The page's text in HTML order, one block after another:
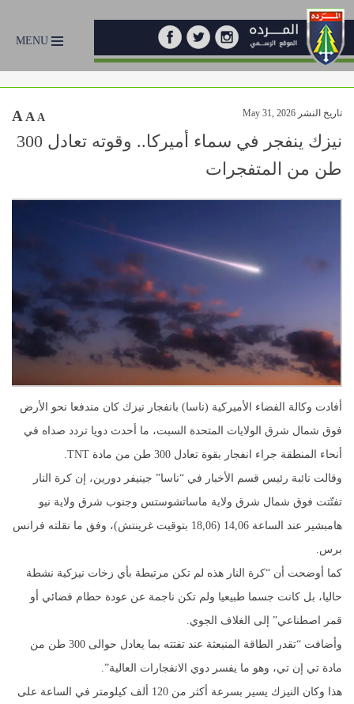
MENU
تاريخ النشر May 31, 2026 A A A
نيزك ينفجر في سماء أميركا.. وقوته تعادل 300
طن من المتفجرات
أفادت وكالة الفضاء الأميركية (ناسا) بانفجار نيزك كان مندفعا نحو الأرض
فوق شمال شرق الولايات المتحدة السبت، ما أحدث دويا تردد صداه في
أنحاء المنطقة جراء انفجار بقوة تعادل 300 طن من مادة TNT.
وقالت نائبة رئيس قسم الأخبار في “ناسا” جينيفر دورين، إن كرة النار
تفتّتت فوق شمال شرق ولاية ماساتشوستس وجنوب شرق ولاية نيو
هامبشير عند الساعة 14,06 (18,06 بتوقيت غرينتش)، وفق ما نقلته فرانس
برس.
كما أوضحت أن “كرة النار هذه لم تكن مرتبطة بأي زخات نيزكية نشطة
حاليا، بل كانت جسما طبيعيا ولم تكن ناجمة عن عودة حطام فضائي أو
قمر اصطناعي” إلى الغلاف الجوي.
وأضافت “تقدر الطاقة المنبعثة عند تفتته بما يعادل حوالى 300 طن من
مادة تي إن تي، وهو ما يفسر دوي الانفجارات العالية”.
هذا وكان النيزك يسير بسرعة أكثر من 120 ألف كيلومتر في الساعة على